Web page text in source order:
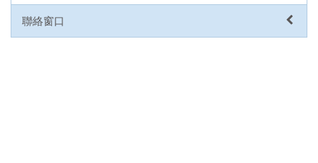
聯絡窗口